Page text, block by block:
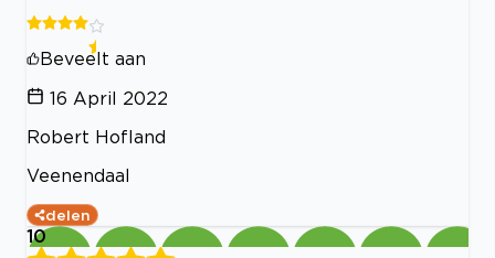
Beveelt aan
16 April 2022
Robert Hofland
Veenendaal
delen
10